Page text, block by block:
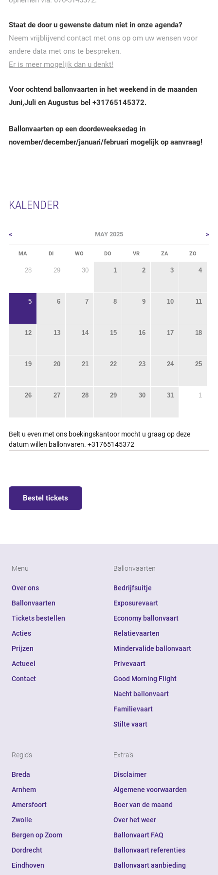
Staat de door u gewenste datum niet in onze agenda?
Neem vrijblijvend contact met ons op om uw wensen voor
andere data met ons te bespreken.
Er is meer mogelijk dan u denkt!
Voor ochtend ballonvaarten in het weekend in de maanden
Juni,Juli en Augustus bel +31765145372.
Ballonvaarten op een doordeweeksedag in
november/december/januari/februari mogelijk op aanvraag!
KALENDER
« MAY 2025 »
MA DI WO DO VR ZA ZO
28 29 30 1 2 3 4
5 6 7 8 9 10 11
12 13 14 15 16 17 18
19 20 21 22 23 24 25
26 27 28 29 30 31 1
Belt u even met ons boekingskantoor mocht u graag op deze
datum willen ballonvaren. +31765145372
Bestel tickets
Menu
Over ons
Ballonvaarten
Tickets bestellen
Acties
Prijzen
Actueel
Contact
Ballonvaarten
Bedrijfsuitje
Exposurevaart
Economy ballonvaart
Relatievaarten
Mindervalide ballonvaart
Privevaart
Good Morning Flight
Nacht ballonvaart
Familievaart
Stilte vaart
Regio's
Breda
Arnhem
Amersfoort
Zwolle
Bergen op Zoom
Dordrecht
Eindhoven
Extra's
Disclaimer
Algemene voorwaarden
Boer van de maand
Over het weer
Ballonvaart FAQ
Ballonvaart referenties
Ballonvaart aanbieding